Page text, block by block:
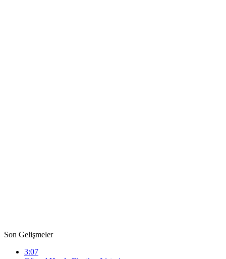
Son Gelişmeler
3:07